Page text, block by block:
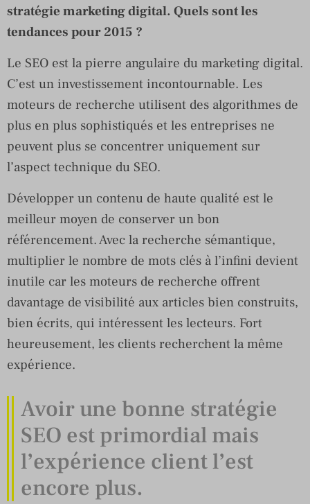
stratégie marketing digital. Quels sont les
tendances pour 2015 ?
Le SEO est la pierre angulaire du marketing digital.
C’est un investissement incontournable. Les
moteurs de recherche utilisent des algorithmes de
plus en plus sophistiqués et les entreprises ne
peuvent plus se concentrer uniquement sur
l’aspect technique du SEO.
Développer un contenu de haute qualité est le
meilleur moyen de conserver un bon
référencement. Avec la recherche sémantique,
multiplier le nombre de mots clés à l’infini devient
inutile car les moteurs de recherche offrent
davantage de visibilité aux articles bien construits,
bien écrits, qui intéressent les lecteurs. Fort
heureusement, les clients recherchent la même
expérience.
Avoir une bonne stratégie
SEO est primordial mais
l’expérience client l’est
encore plus.